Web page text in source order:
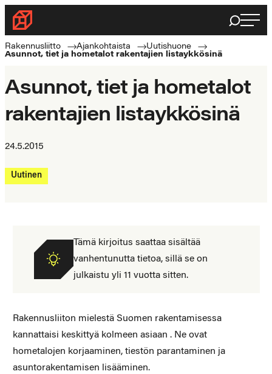
Siirry
suoraan
sisältöön
Rakennusliitto
Rakennusalan
ammattilaisten
Haku
Rakennusliitto Ajankohtaista
Uutishuone
Asunnot, tiet ja hometalot rakentajien listaykkösinä
Asunnot, tiet ja hometalot
rakentajien listaykkösinä
24.5.2015
Uutinen
Tämä kirjoitus saattaa sisältää
vanhentunutta tietoa, sillä se on
julkaistu yli 11 vuotta sitten.
Rakennusliiton mielestä Suomen rakentamisessa
kannattaisi keskittyä kolmeen asiaan . Ne ovat
hometalojen korjaaminen, tiestön parantaminen ja
asuntorakentamisen lisääminen.